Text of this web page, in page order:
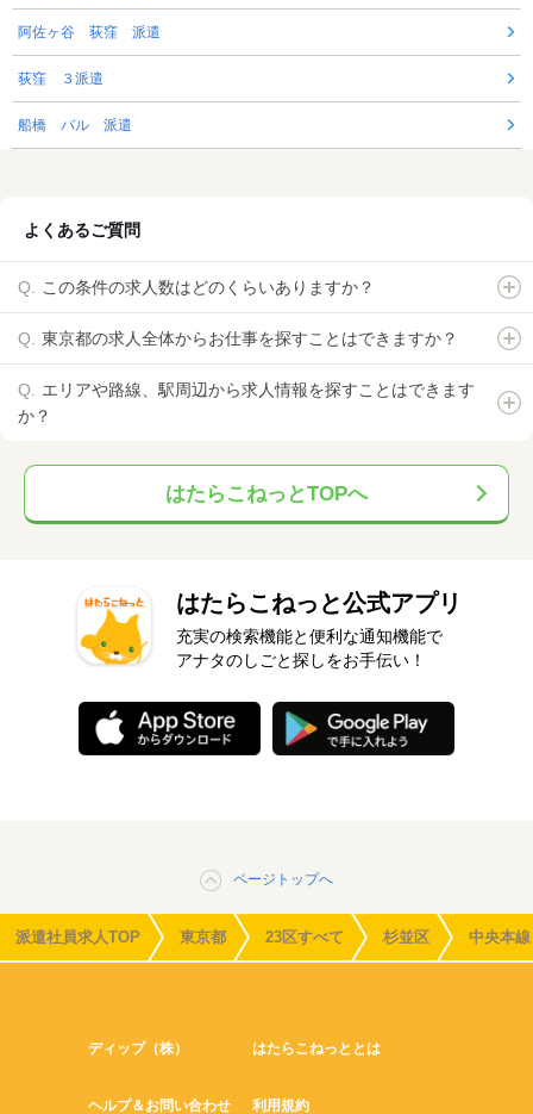
阿佐ヶ谷 荻窪 派遣
荻窪 ３派遣
船橋 バル 派遣
よくあるご質問
この条件の求人数はどのくらいありますか？
東京都の求人全体からお仕事を探すことはできますか？
エリアや路線、駅周辺から求人情報を探すことはできます
か？
はたらこねっとTOPへ
はたらこねっと公式アプリ
充実の検索機能と便利な通知機能で
アナタのしごと探しをお手伝い！
ページトップへ
派遣社員求人TOP 東京都 23区すべて 杉並区 中央本線
ディップ（株） はたらこねっととは
ヘルプ＆お問い合わせ 利用規約